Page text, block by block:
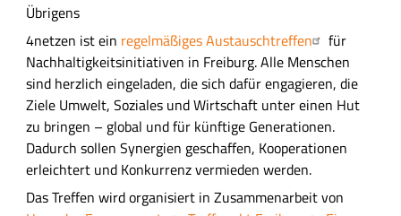
Übrigens
4netzen ist ein regelmäßiges Austauschtreffen
für
Nachhaltigkeitsinitiativen in Freiburg. Alle Menschen
sind herzlich eingeladen, die sich dafür engagieren, die
Ziele Umwelt, Soziales und Wirtschaft unter einen Hut
zu bringen – global und für künftige Generationen.
Dadurch sollen Synergien geschaffen, Kooperationen
erleichtert und Konkurrenz vermieden werden.
Das Treffen wird organisiert in Zusammenarbeit von